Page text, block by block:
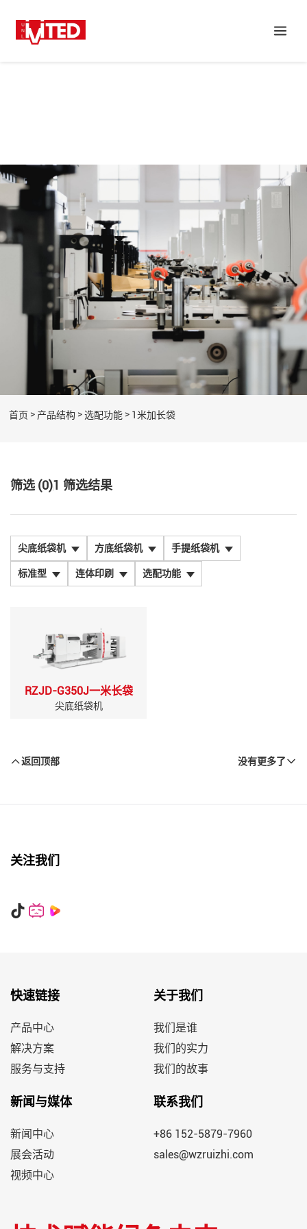
首页 > 产品结构 > 选配功能 > 1米加长袋
筛选 (0)1 筛选结果
尖底纸袋机 方底纸袋机 手提纸袋机
标准型 连体印刷 选配功能
RZJD-G350J一米长袋
尖底纸袋机
返回顶部 没有更多了
关注我们
快速链接
产品中心
解决方案
服务与支持
关于我们
我们是谁
我们的实力
我们的故事
新闻与媒体
新闻中心
展会活动
视频中心
联系我们
+86 152-5879-7960
sales@wzruizhi.com